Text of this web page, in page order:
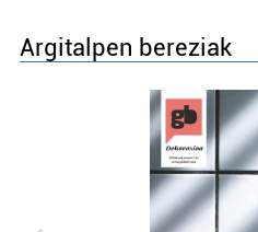
Argitalpen bereziak